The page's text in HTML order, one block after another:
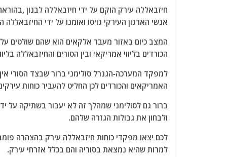
חיזבאללה עירק הוקם על ידי חיזבאללה לבנון
אנשי הארגון העירקי גויסו ואומנו על ידי
המצב כיום באזור מעבר אלקאים הוא שהם שולטים
הכורדים בליווי אמריקאי ובין הסורים והחיזבאללה
למפקד המערכה-הגנרל סולימני ברור שבצד הסורי
האמריקאים והכורדים לכן החליט להעביר כוחות
ברור גם לסולימני שמהלך זה לא יעבור בשתיקה על
ולבחון את גבולות הגזרה שלהם.
לכם יצאו מפקדי כוחות חיזבאללה עירק בהצהרה
למרות שהיא נמצאת בסוריה והם בכלל אזרחי עירק.